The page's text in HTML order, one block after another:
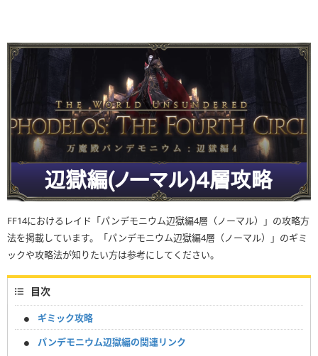
FF14におけるレイド「パンデモニウム辺獄編4層（ノーマル）」の攻略方
法を掲載しています。「パンデモニウム辺獄編4層（ノーマル）」のギミ
ックや攻略法が知りたい方は参考にしてください。
目次
ギミック攻略
パンデモニウム辺獄編の関連リンク